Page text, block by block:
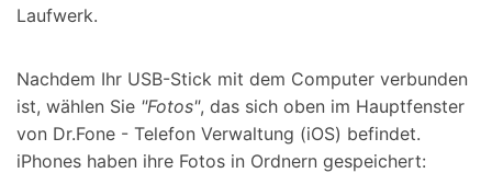
Laufwerk.
Nachdem Ihr USB-Stick mit dem Computer verbunden
ist, wählen Sie "Fotos", das sich oben im Hauptfenster
von Dr.Fone - Telefon Verwaltung (iOS) befindet.
iPhones haben ihre Fotos in Ordnern gespeichert: